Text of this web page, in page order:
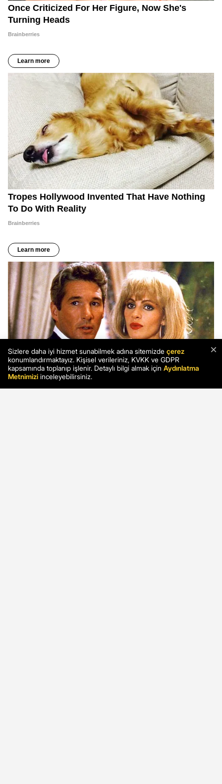
×
Sizlere daha iyi hizmet sunabilmek adına sitemizde çerez
konumlandırmaktayız. Kişisel verileriniz, KVKK ve GDPR
kapsamında toplanıp işlenir. Detaylı bilgi almak için Aydınlatma
Metnimizi inceleyebilirsiniz.